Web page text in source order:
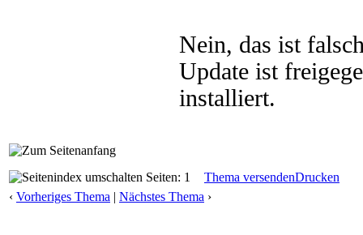
Nein, das ist
Update ist
installiert.
Seiten: 1 Thema versendenDrucken
‹ Vorheriges Thema | Nächstes Thema ›